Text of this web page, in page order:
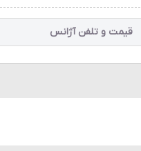
قیمت و تلفن آژانس